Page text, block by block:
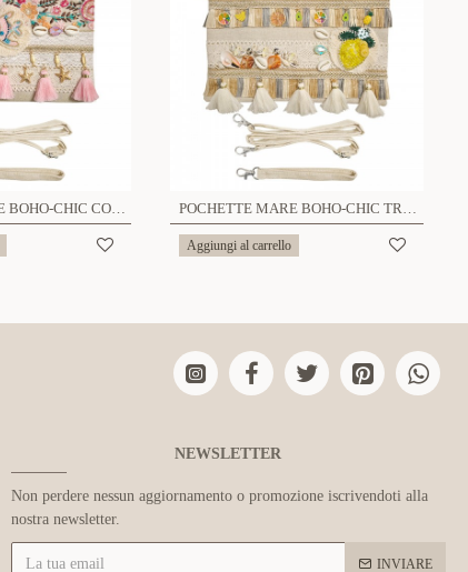
POCHETTE MARE BOHO-CHIC CON PESCE E DETTAGLI ROSA - YY25208C659 POCHETTE MARE BOHO-CHIC TROPICALE CON FRUTTA E CONCHIGLIE - YY25208C658
Aggiungi al carrello
NEWSLETTER
Non perdere nessun aggiornamento o promozione iscrivendoti alla
nostra newsletter.
INVIARE